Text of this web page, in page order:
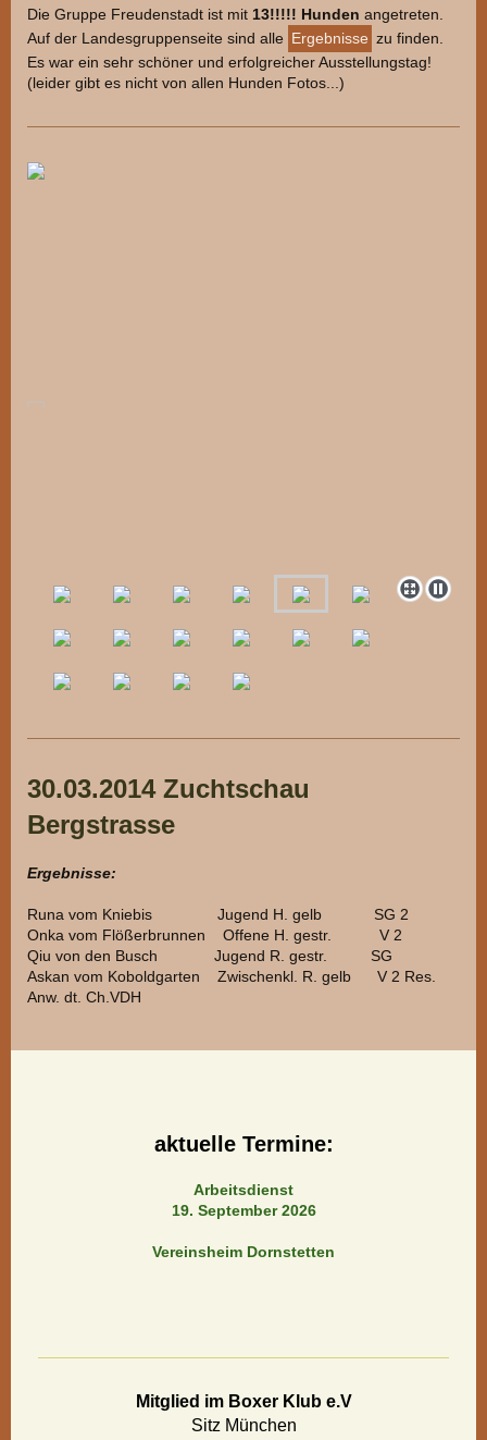
Die Gruppe Freudenstadt ist mit 13!!!!! Hunden angetreten.
Auf der Landesgruppenseite sind alle Ergebnisse zu finden.
Es war ein sehr schöner und erfolgreicher Ausstellungstag!
(leider gibt es nicht von allen Hunden Fotos...)
30.03.2014 Zuchtschau
Bergstrasse
Ergebnisse:
Runa vom Kniebis Jugend H. gelb SG 2
Onka vom Flößerbrunnen Offene H. gestr. V 2
Qiu von den Busch Jugend R. gestr. SG
Askan vom Koboldgarten Zwischenkl. R. gelb V 2 Res.
Anw. dt. Ch.VDH
aktuelle Termine:
Arbeitsdienst
19. September 2026
Vereinsheim Dornstetten
Mitglied im Boxer Klub e.V
Sitz München